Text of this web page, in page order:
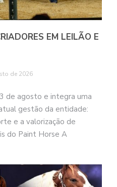
EM LEILÃO E
de 2026
de agosto e integra uma
gestão da entidade:
e a valorização de
do Paint Horse A